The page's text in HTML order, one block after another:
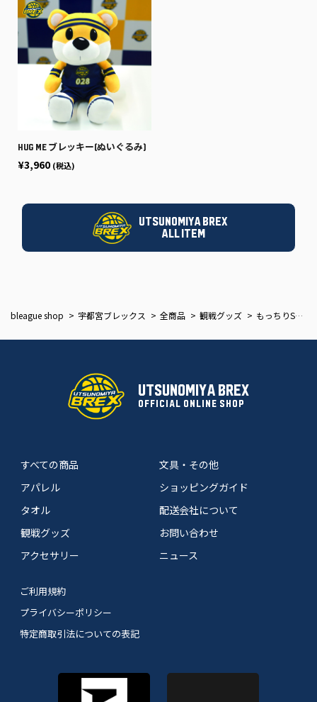
HUG ME ブレッキー(ぬいぐるみ)
¥3,960 (税込)
UTSUNOMIYA BREX
ALL ITEM
bleague shop 宇都宮ブレックス 全商品 観戦グッズ もっちりSLEEPYブレッキー
UTSUNOMIYA BREX
OFFICIAL ONLINE SHOP
すべての商品
アパレル
タオル
観戦グッズ
アクセサリー
文具・その他
ショッピングガイド
配送会社について
お問い合わせ
ニュース
ご利用規約
プライバシーポリシー
特定商取引法についての表記